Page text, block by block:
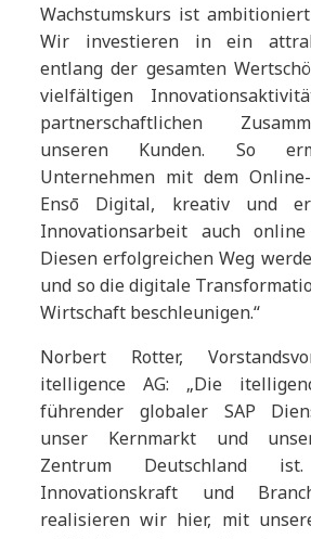
Wachstumskurs ist
Wir investieren in ein
entlang der gesamten
vielfältigen
partnerschaftlichen
unseren Kunden. So
Unternehmen mit dem Online-
Ensō Digital, kreativ und
Innovationsarbeit auch
Diesen erfolgreichen Weg
und so die digitale
Wirtschaft beschleunigen.“
Norbert Rotter,
itelligence AG: „Die
führender globaler SAP
unser Kernmarkt und
Zentrum Deutschland
Innovationskraft und
realisieren wir hier, mit